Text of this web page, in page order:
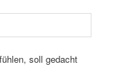
soll gedacht